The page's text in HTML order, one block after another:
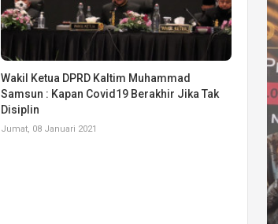
Wakil Ketua DPRD Kaltim Muhammad
Samsun : Kapan Covid19 Berakhir Jika Tak
Disiplin
Jumat, 08 Januari 2021